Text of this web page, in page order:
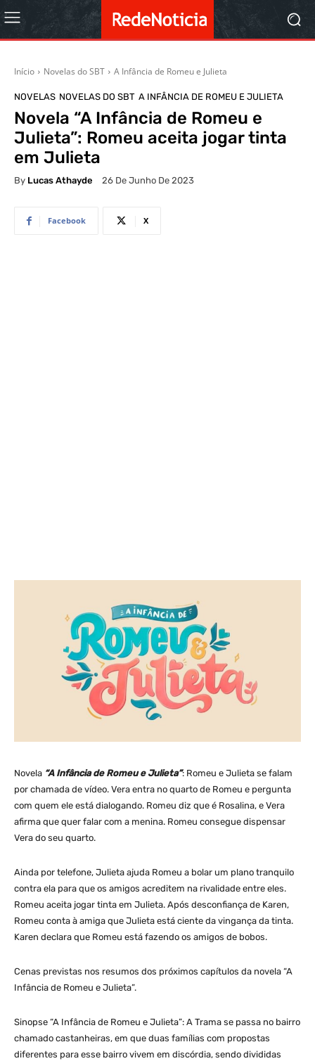
Início Novelas do SBT A Infância de Romeu e Julieta
NOVELAS NOVELAS DO SBT A INFÂNCIA DE ROMEU E JULIETA
Novela “A Infância de Romeu e
Julieta”: Romeu aceita jogar tinta
em Julieta
By Lucas Athayde 26 De Junho De 2023
Facebook X
Novela “A Infância de Romeu e Julieta”: Romeu e Julieta se falam
por chamada de vídeo. Vera entra no quarto de Romeu e pergunta
com quem ele está dialogando. Romeu diz que é Rosalina, e Vera
afirma que quer falar com a menina. Romeu consegue dispensar
Vera do seu quarto.
Ainda por telefone, Julieta ajuda Romeu a bolar um plano tranquilo
contra ela para que os amigos acreditem na rivalidade entre eles.
Romeu aceita jogar tinta em Julieta. Após desconfiança de Karen,
Romeu conta à amiga que Julieta está ciente da vingança da tinta.
Karen declara que Romeu está fazendo os amigos de bobos.
Cenas previstas nos resumos dos próximos capítulos da novela “A
Infância de Romeu e Julieta”.
Sinopse “A Infância de Romeu e Julieta”: A Trama se passa no bairro
chamado castanheiras, em que duas famílias com propostas
diferentes para esse bairro vivem em discórdia, sendo divididas